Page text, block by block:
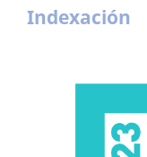
Indexación